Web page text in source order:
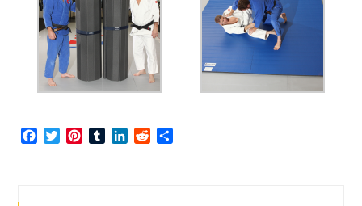
Facebook
TwitterPinterestTumblrLinkedInReddit